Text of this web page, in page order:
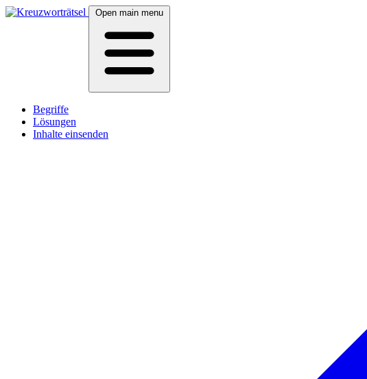
Open main menu
Begriffe
Lösungen
Inhalte einsenden